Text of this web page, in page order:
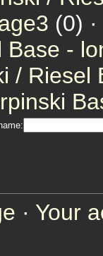
(0) ·
Base -
/ Riesel
· Your